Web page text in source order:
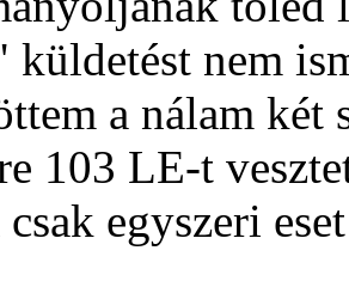
küldetést nem
a nálam két
103 LE-t
egyszeri